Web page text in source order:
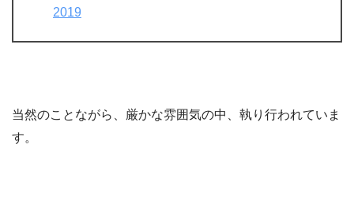
2019
当然のことながら、厳かな雰囲気の中、執り行われていま
す。